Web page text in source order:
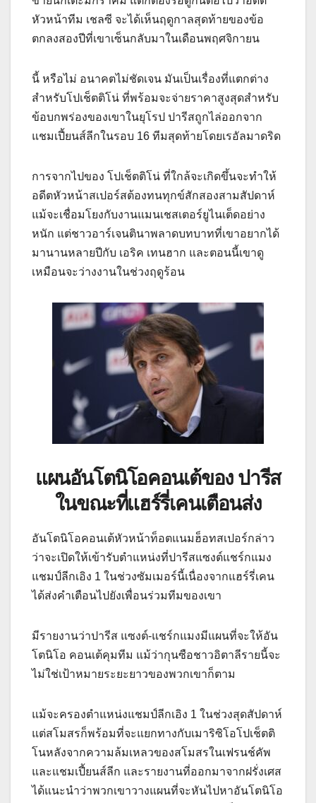
หัวหน้าทีม เชลซี จะได้เห็นฤดูกาลสุดท้ายของข้อ
ตกลงสองปีที่เขาเซ็นกลับมาในเดือนพฤศจิกายน
นี้ หรือไม่ อนาคตไม่ชัดเจน มันเป็นเรื่องที่แตกต่าง
สำหรับโปเช็ตติโน่ ที่พร้อมจะจ่ายราคาสูงสุดสำหรับ
ข้อบกพร่องของเขาในยุโรป ปารีสถูกไล่ออกจาก
แชมเปี้ยนส์ลีกในรอบ 16 ทีมสุดท้ายโดยเรอัลมาดริด
การจากไปของ โปเช็ตติโน่ ที่ใกล้จะเกิดขึ้นจะทำให้
อดีตหัวหน้าสเปอร์สต้องทนทุกข์สักสองสามสัปดาห์
แม้จะเชื่อมโยงกับงานแมนเชสเตอร์ยูไนเต็ดอย่าง
หนัก แต่ชาวอาร์เจนตินาพลาดบทบาทที่เขาอยากได้
มานานหลายปีกับ เอริค เทนฮาก และตอนนี้เขาดู
เหมือนจะว่างงานในช่วงฤดูร้อน
แผนอันโตนิโอคอนเต้ของ ปารีส
ในขณะที่แฮร์รี่เคนเตือนส่ง
อันโตนิโอคอนเต้หัวหน้าท็อตแนมฮ็อทสเปอร์กล่าว
ว่าจะเปิดให้เข้ารับตำแหน่งที่ปารีสแซงต์แชร์กแมง
แชมป์ลีกเอิง 1 ในช่วงซัมเมอร์นี้เนื่องจากแฮร์รี่เคน
ได้ส่งคำเตือนไปยังเพื่อนร่วมทีมของเขา
มีรายงานว่าปารีส แซงต์-แชร์กแมงมีแผนที่จะให้อัน
โตนิโอ คอนเต้คุมทีม แม้ว่ากุนซือชาวอิตาลีรายนี้จะ
ไม่ใช่เป้าหมายระยะยาวของพวกเขาก็ตาม
แม้จะครองตำแหน่งแชมป์ลีกเอิง 1 ในช่วงสุดสัปดาห์
แต่สโมสรก็พร้อมที่จะแยกทางกับเมาริซิโอโปเช็ตติ
โนหลังจากความล้มเหลวของสโมสรในเฟรนช์คัพ
และแชมเปี้ยนส์ลีก และรายงานที่ออกมาจากฝรั่งเศส
ได้แนะนำว่าพวกเขาวางแผนที่จะหันไปหาอันโตนิโอ